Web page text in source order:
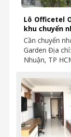
Lô Officetel
khu chuyển
Cần chuyển
Garden Địa
Nhuận, TP